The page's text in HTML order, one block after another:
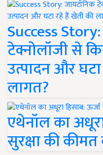
Success
टेक्नोलॉजी से
उत्पादन और
लागत?
एथेनॉल का
सुरक्षा की